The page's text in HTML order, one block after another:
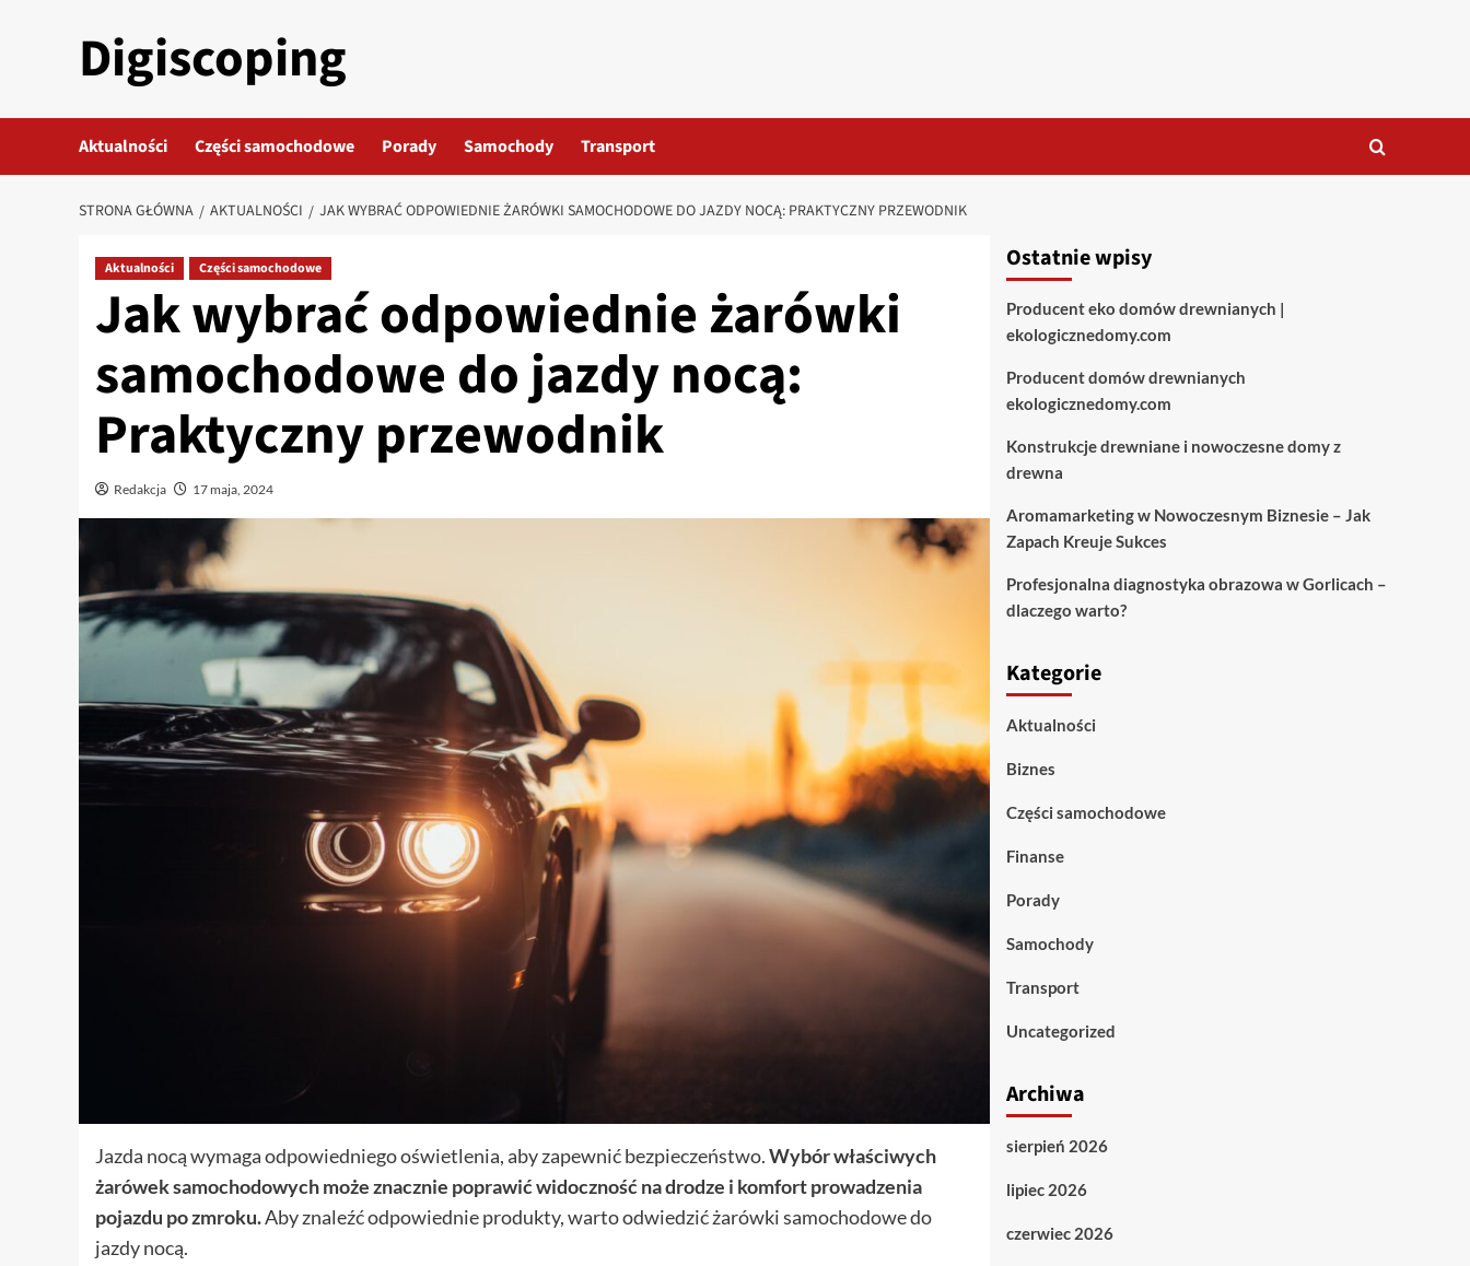
Digiscoping
Aktualności Części samochodowe Porady Samochody Transport
STRONA GŁÓWNA AKTUALNOŚCI JAK WYBRAĆ ODPOWIEDNIE ŻARÓWKI SAMOCHODOWE DO JAZDY NOCĄ: PRAKTYCZNY PRZEWODNIK
Aktualności Części samochodowe
Jak wybrać odpowiednie żarówki
samochodowe do jazdy nocą:
Praktyczny przewodnik
Redakcja 17 maja, 2024
Jazda nocą wymaga odpowiedniego oświetlenia, aby zapewnić bezpieczeństwo.Wybór właściwych
żarówek samochodowych może znacznie poprawić widoczność na drodze i komfort prowadzenia
pojazdu po zmroku.Aby znaleźć odpowiednie produkty, warto odwiedzić żarówki samochodowe do
jazdy nocą.
Ostatnie wpisy
Producent eko domów drewnianych |
ekologicznedomy.com
Producent domów drewnianych
ekologicznedomy.com
Konstrukcje drewniane i nowoczesne domy z
drewna
Aromamarketing w Nowoczesnym Biznesie – Jak
Zapach Kreuje Sukces
Profesjonalna diagnostyka obrazowa w Gorlicach –
dlaczego warto?
Kategorie
Aktualności
Biznes
Części samochodowe
Finanse
Porady
Samochody
Transport
Uncategorized
Archiwa
sierpień 2026
lipiec 2026
czerwiec 2026